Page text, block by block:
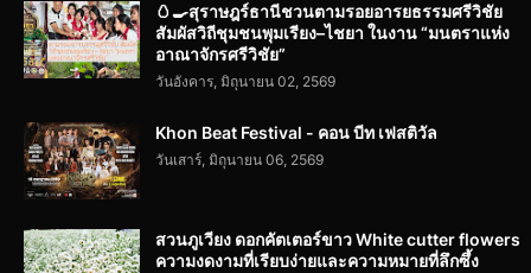
🥚🍳สุราษฎร์ธานีชวนตามรอยอารยธรรมศรีวิชัย
สัมผัสวิถีชุมชนพุมเรียง–ไชยา ในงาน “มนตราแห่ง
อาณาจักรศรีวิชัย”
วันอังคาร, มิถุนายน 02, 2569
Khon Beat Festival - คอน บีท เฟสติวัล
วันเสาร์, มิถุนายน 06, 2569
สวนภูเวียง ดอกคัตเตอร์ขาว White cutter flowers
ความงดงามที่เรียบง่ายและความหมายที่ลึกซึ้ง